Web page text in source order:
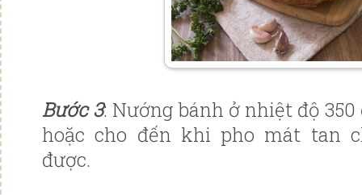
Bước 3: Nướng bánh ở nhiệt độ
hoặc cho đến khi pho mát tan
được.